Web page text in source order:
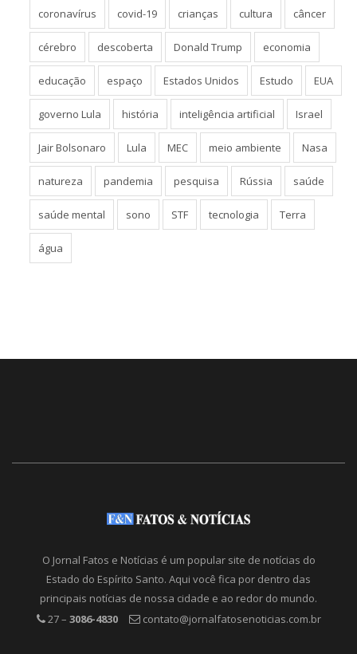
coronavírus covid-19 crianças cultura câncer
cérebro descoberta Donald Trump economia
educação espaço Estados Unidos Estudo EUA
governo Lula história inteligência artificial Israel
Jair Bolsonaro Lula MEC meio ambiente Nasa
natureza pandemia pesquisa Rússia saúde
saúde mental sono STF tecnologia Terra
água
O Jornal Fatos e Notícias é um popular site de notícias do
Estado do Espírito Santo. Aqui você fica por dentro das
principais notícias de nossa cidade e ao redor do mundo.
27 – 3086-4830 contato@jornalfatosenoticias.com.br